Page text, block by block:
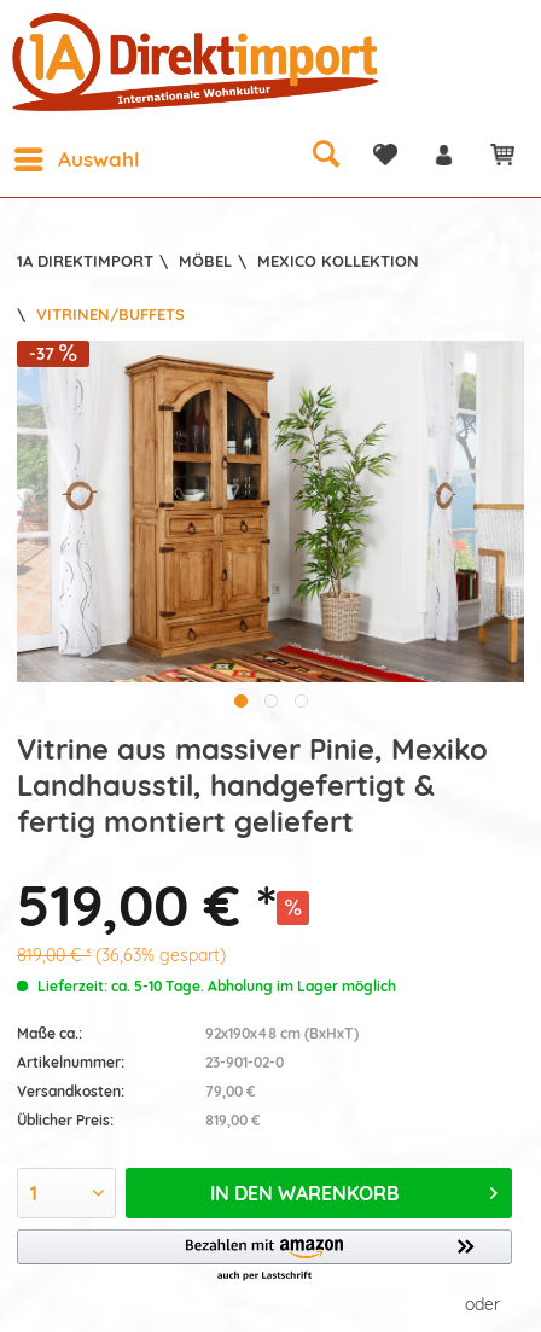
Auswahl
1A DIREKTIMPORT \ MÖBEL \ MEXICO KOLLEKTION
\ VITRINEN/BUFFETS
-37
Vitrine aus massiver Pinie, Mexiko
Landhausstil, handgefertigt &
fertig montiert geliefert
519,00 € *
819,00 € * (36,63% gespart)
Lieferzeit: ca. 5-10 Tage. Abholung im Lager möglich
Maße ca.:
92x190x48 cm (BxHxT)
Artikelnummer:
23-901-02-0
Versandkosten:
79,00 €
Üblicher Preis:
819,00 €
IN DEN WARENKORB
oder